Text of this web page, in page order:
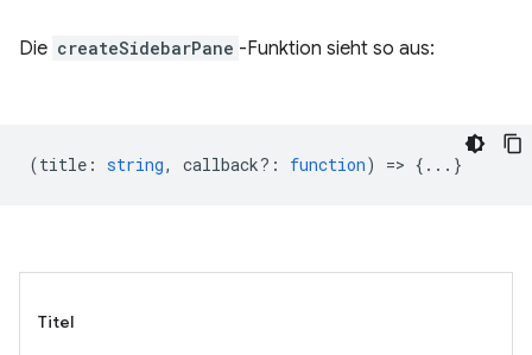
Die createSidebarPane -Funktion sieht so aus:
(title : string, callback? : function) => {...}
Titel